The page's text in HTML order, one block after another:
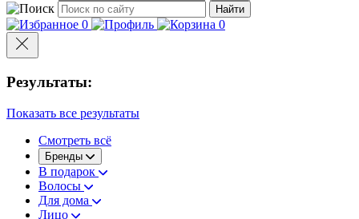
Найти
0 0
Результаты:
Показать все результаты
Смотреть всё
Бренды
В подарок
Волосы
Для дома
Лицо